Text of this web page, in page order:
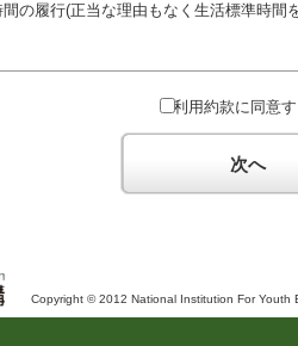
の履行(正当な理由もなく生活標準時
ための政治教育その他の政治的活動を目
ための宗教教育その他の宗教的活動を
動をアピールする活動等)
りやマナーを守るとともに、他の利用
利用約款に同意
次へ
Copyright © 2012 National Institution For Youth